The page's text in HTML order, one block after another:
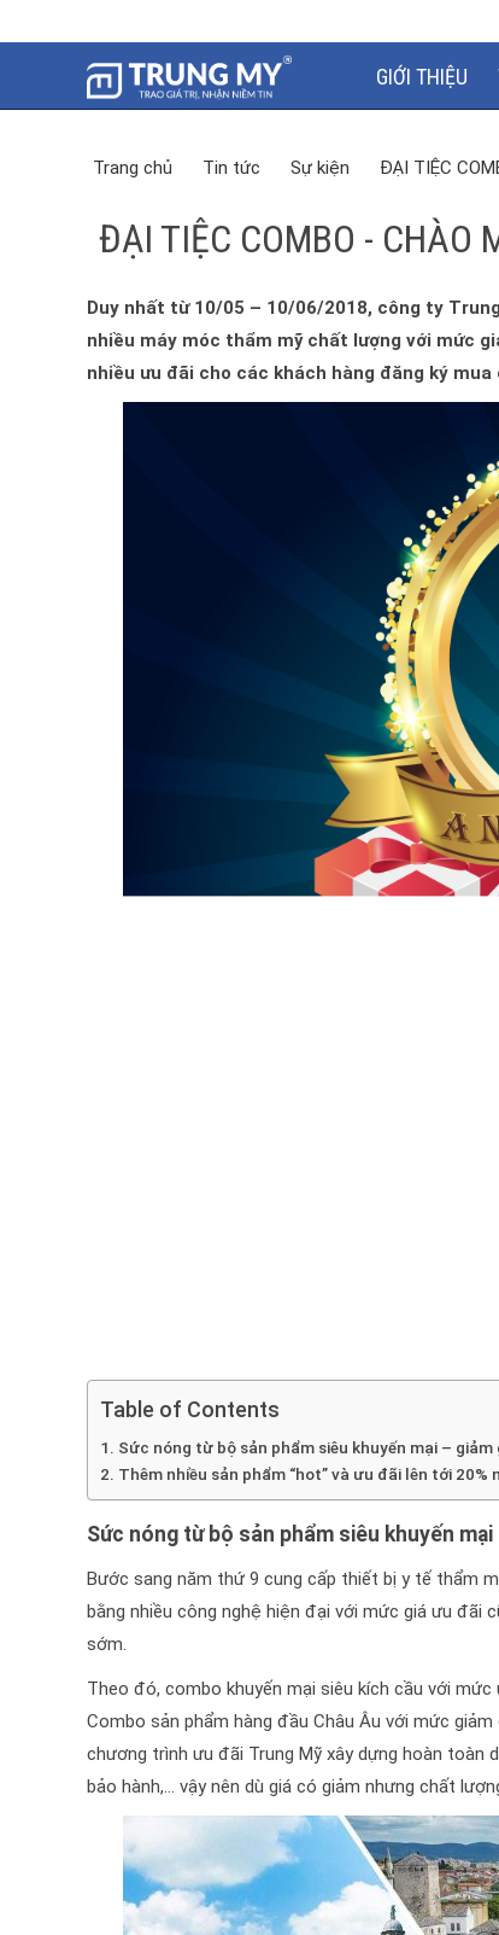
GIỚI THIỆU
Trang chủ Tin tức Sự kiện ĐẠI TIỆC
ĐẠI TIỆC COMBO - CHÀO
Duy nhất từ 10/05 – 10/06/2018, công ty
nhiều máy móc thẩm mỹ chất lượng với mức
nhiều ưu đãi cho các khách hàng đăng ký
Table of Contents
Sức nóng từ bộ sản phẩm siêu khuyến mại – giảm
Thêm nhiều sản phẩm “hot” và ưu đãi lên tới
Sức nóng từ bộ sản phẩm siêu khuyến
Bước sang năm thứ 9 cung cấp thiết bị y tế thẩm
bằng nhiều công nghệ hiện đại với mức giá ưu đãi
sớm.
Theo đó, combo khuyến mại siêu kích cầu với
Combo sản phẩm hàng đầu Châu Âu với mức
chương trình ưu đãi Trung Mỹ xây dựng hoàn toàn
bảo hành,… vậy nên dù giá có giảm nhưng chất